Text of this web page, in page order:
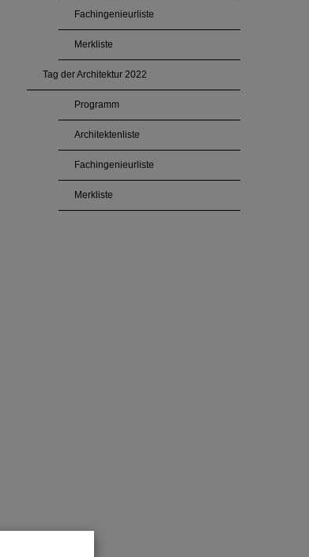
Fachingenieurliste
Merkliste
Tag der Architektur 2022
Programm
Architektenliste
Fachingenieurliste
Merkliste